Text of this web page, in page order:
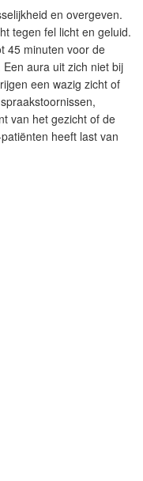
en overgeven.
tegen fel licht en geluid.
45 minuten voor de
aura uit zich niet bij
een wazig zicht of
van het gezicht of de
heeft last van